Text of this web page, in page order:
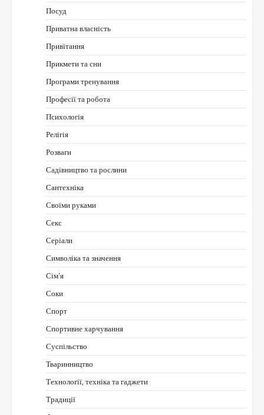
Посуд
Приватна власність
Привітання
Прикмети та сни
Програми тренування
Професії та робота
Психологія
Релігія
Розваги
Садівництво та рослини
Сантехніка
Своїми руками
Секс
Серіали
Символіка та значення
Сім’я
Соки
Спорт
Спортивне харчування
Суспільство
Тваринництво
Технології, техніка та гаджети
Традиції